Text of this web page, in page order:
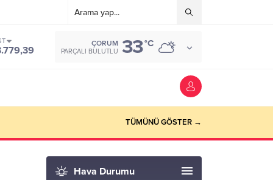
ÇORUM
PARÇALI BULUTLU 33°C
TÜMÜNÜ GÖSTER →
Hava Durumu